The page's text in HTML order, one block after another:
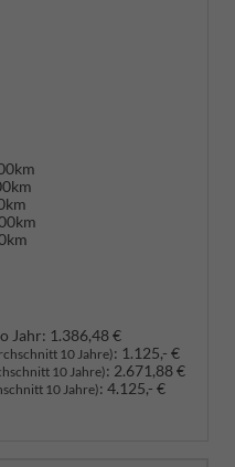
Jahr: 1.386,48 €
10 Jahre): 1.125,- €
10 Jahre): 2.671,88 €
10 Jahre): 4.125,- €